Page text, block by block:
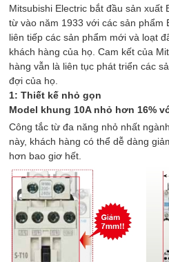
Mitsubishi Electric bắt đầu sản xuất
từ vào năm 1933 với các sản phẩm
liên tiếp các sản phẩm mới và loạt
khách hàng của họ. Cam kết của
hàng vẫn là liên tục phát triển các
đợi của họ.
1: Thiết kế nhỏ gọn
Model khung 10A nhỏ hơn 16%
Công tắc từ đa năng nhỏ nhất
này, khách hàng có thể dễ dàng
hơn bao giơ hết.